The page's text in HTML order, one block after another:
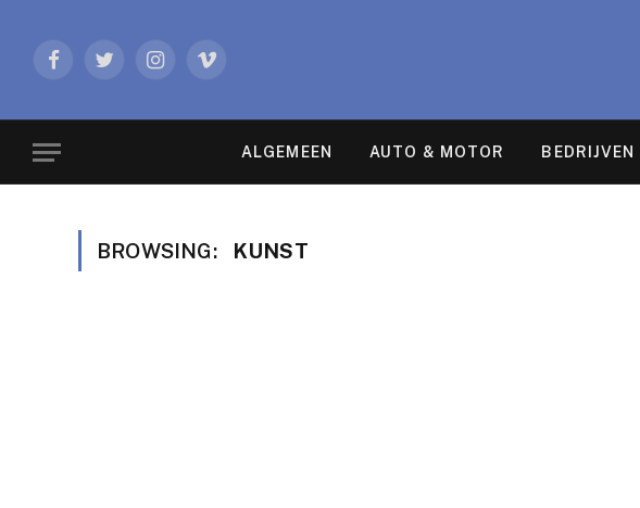
FacebookTwitterInstagramVimeo
ALGEMEEN AUTO & MOTOR BEDRIJVEN
BROWSING: KUNST